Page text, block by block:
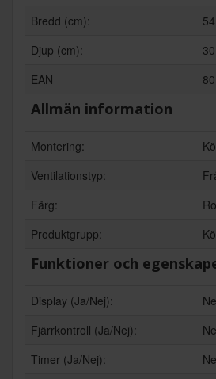
Bredd (cm):
54
Djup (cm):
30
EAN
Allmän information
Montering:
Ventilationstyp:
Färg:
Produktgrupp:
Funktioner och
Display (Ja/Nej):
Fjärrkontroll (Ja/Nej):
Timer (Ja/Nej):